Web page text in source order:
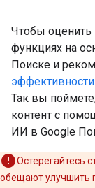
Чтобы оценить
функциях на
Поиске и
Так вы
контент с
ИИ в Google
Остерегайтесь
обещают улучшить